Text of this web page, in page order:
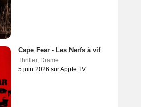
Cape Fear - Les Nerfs à vif
Thriller, Drame
5 juin 2026 sur Apple TV